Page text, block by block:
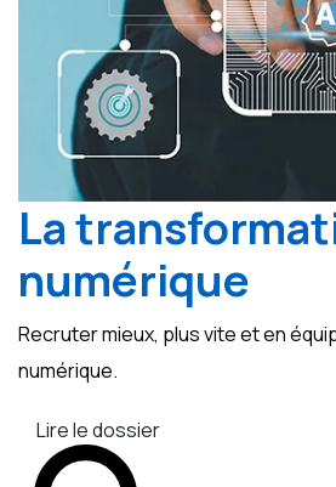
La
numérique
Recruter mieux, plus vite et en
numérique.
Lire le dossier